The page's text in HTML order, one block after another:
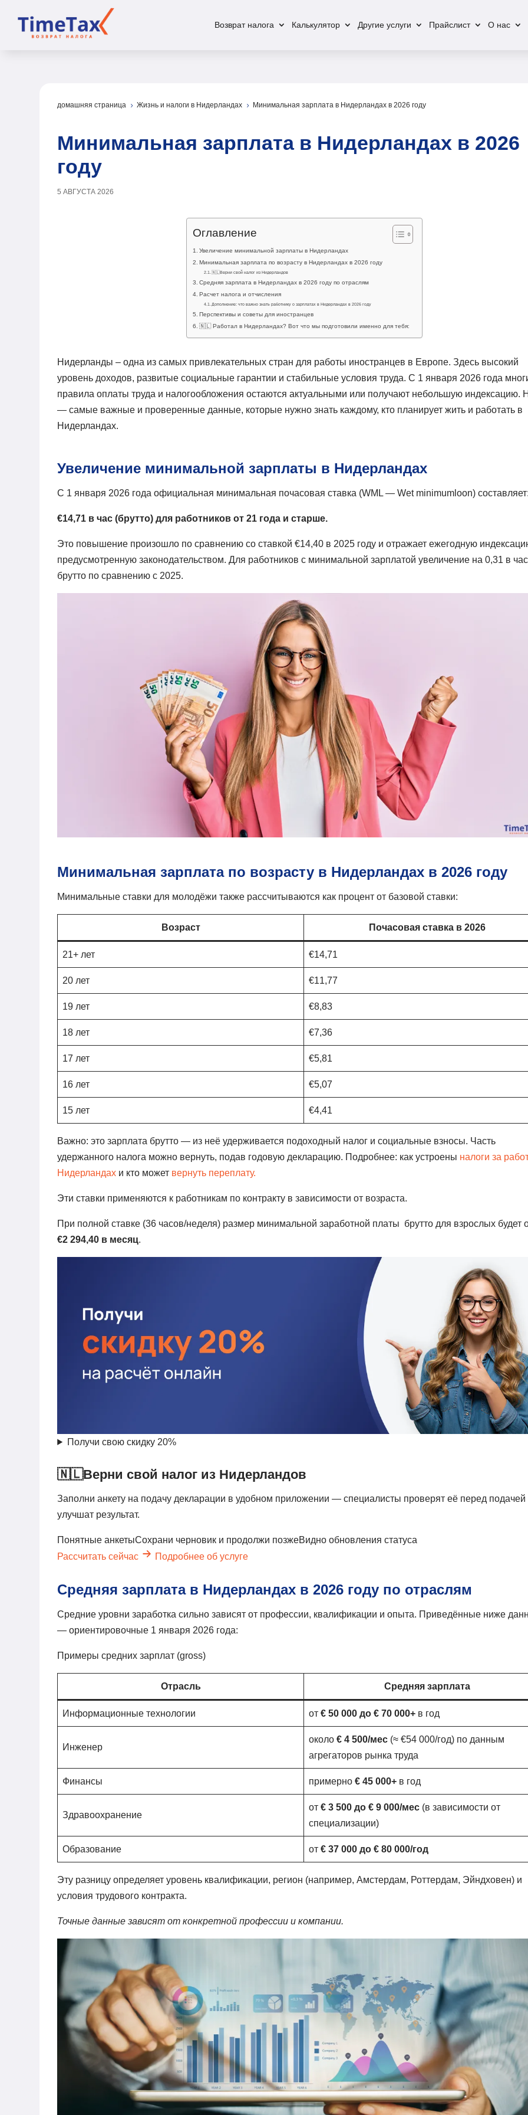
Возврат налога Калькулятор Другие услуги Прайслист О нас
домашняя страница 5 Жизнь и налоги в Нидерландах 5 Минимальная зарплата в Нидерландах в 2026 году
Минимальная зарплата в Нидерландах в 2026
году
5 АВГУСТА 2026
Оглавление
Увеличение минимальной зарплаты в Нидерландах
Минимальная зарплата по возрасту в Нидерландах в 2026 году
🇳🇱Верни свой налог из Нидерландов
Средняя зарплата в Нидерландах в 2026 году по отраслям
Расчет налога и отчисления
Дополнение: что важно знать работнику о зарплатах в Нидерландах в 2026 году
Перспективы и советы для иностранцев
🇳🇱 Работал в Нидерландах? Вот что мы подготовили именно для тебя:
Нидерланды – одна из самых привлекательных стран для работы иностранцев в Европе. Здесь высокий
уровень доходов, развитые социальные гарантии и стабильные условия труда. С 1 января 2026 года
правила оплаты труда и налогообложения остаются актуальными или получают небольшую индексацию.
— самые важные и проверенные данные, которые нужно знать каждому, кто планирует жить и работать в
Нидерландах.
Увеличение минимальной зарплаты в Нидерландах
С 1 января 2026 года официальная минимальная почасовая ставка (WML — Wet minimumloon)
€14,71 в час (брутто) для работников от 21 года и старше.
Это повышение произошло по сравнению со ставкой €14,40 в 2025 году и отражает ежегодную
предусмотренную законодательством. Для работников с минимальной зарплатой увеличение на 0,31 в час
брутто по сравнению с 2025.
Минимальная зарплата по возрасту в Нидерландах в 2026 году
Минимальные ставки для молодёжи также рассчитываются как процент от базовой ставки:
Возраст Почасовая ставка в 2026
21+ лет €14,71
20 лет €11,77
19 лет €8,83
18 лет €7,36
17 лет €5,81
16 лет €5,07
15 лет €4,41
Важно: это зарплата брутто — из неё удерживается подоходный налог и социальные взносы. Часть
удержанного налога можно вернуть, подав годовую декларацию. Подробнее: как устроены налоги за
Нидерландах и кто может вернуть переплату.
Эти ставки применяются к работникам по контракту в зависимости от возраста.
При полной ставке (36 часов/неделя) размер минимальной заработной платы брутто для взрослых будет
€2 294,40 в месяц.
Получи свою скидку 20%
🇳🇱Верни свой налог из Нидерландов
Заполни анкету на подачу декларации в удобном приложении — специалисты проверят её перед подачей
улучшат результат.
Понятные анкетыСохрани черновик и продолжи позжеВидно обновления статуса
Рассчитать сейчас
Подробнее об услуге
Средняя зарплата в Нидерландах в 2026 году по отраслям
Средние уровни заработка сильно зависят от профессии, квалификации и опыта. Приведённые ниже
— ориентировочные 1 января 2026 года:
Примеры средних зарплат (gross)
Отрасль Средняя зарплата
Информационные технологии от€ 50 000 до € 70 000+ в год
Инженер
около€ 4 500/мес (≈ €54 000/год) по данным
агрегаторов рынка труда
Финансы примерно€ 45 000+ в год
Здравоохранение
от€ 3 500 до € 9 000/мес (в зависимости от
специализации)
Образование от€ 37 000 до € 80 000/год
Эту разницу определяет уровень квалификации, регион (например, Амстердам, Роттердам, Эйндховен) и
условия трудового контракта.
Точные данные зависят от конкретной профессии и компании.